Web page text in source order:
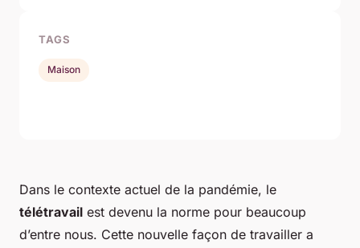
Dans le contexte actuel de la pandémie, le
télétravail est devenu la norme pour beaucoup
d’entre nous. Cette nouvelle façon de travailler a
TAGS
Maison